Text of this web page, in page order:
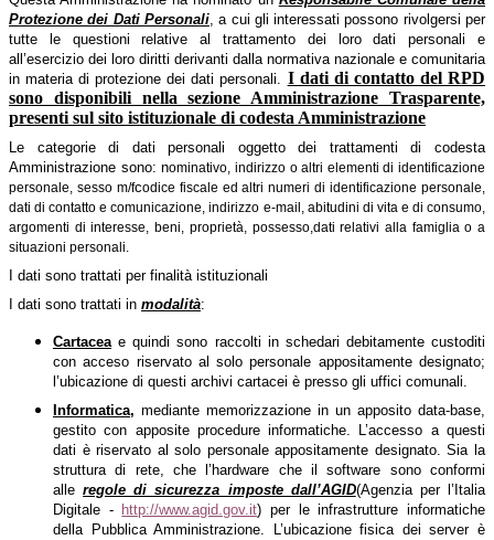
Protezione dei Dati Personali, a cui gli interessati possono rivolgersi per
tutte le questioni relative al trattamento dei loro dati personali e
all’esercizio dei loro diritti derivanti dalla normativa nazionale e comunitaria
in materia di protezione dei dati personali. I dati di contatto del RPD
sono disponibili nella sezione Amministrazione Trasparente,
presenti sul sito istituzionale di codesta Amministrazione
Le categorie di dati personali oggetto dei trattamenti di codesta
Amministrazione sono: nominativo, indirizzo o altri elementi di identificazione
personale, sesso m/fcodice fiscale ed altri numeri di identificazione personale,
dati di contatto e comunicazione, indirizzo e-mail, abitudini di vita e di consumo,
argomenti di interesse, beni, proprietà, possesso,dati relativi alla famiglia o a
situazioni personali.
I dati sono trattati per finalità istituzionali
I dati sono trattati in modalità:
Cartacea e quindi sono raccolti in schedari debitamente custoditi
con acceso riservato al solo personale appositamente designato;
l’ubicazione di questi archivi cartacei è presso gli uffici comunali.
Informatica, mediante memorizzazione in un apposito data-base,
gestito con apposite procedure informatiche. L’accesso a questi
dati è riservato al solo personale appositamente designato. Sia la
struttura di rete, che l’hardware che il software sono conformi
alleregole di sicurezza imposte dall’AGID(Agenzia per l’Italia
Digitale - http://www.agid.gov.it) per le infrastrutture informatiche
della Pubblica Amministrazione. L’ubicazione fisica dei server è